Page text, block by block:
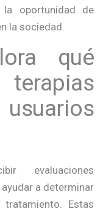
la oportunidad de
la sociedad.
qué
evaluaciones
a determinar
Estas